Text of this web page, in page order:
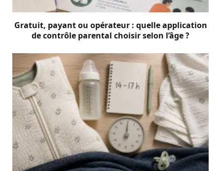
Gratuit, payant ou opérateur : quelle application
de contrôle parental choisir selon l’âge ?